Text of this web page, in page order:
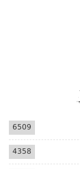
6509
4358